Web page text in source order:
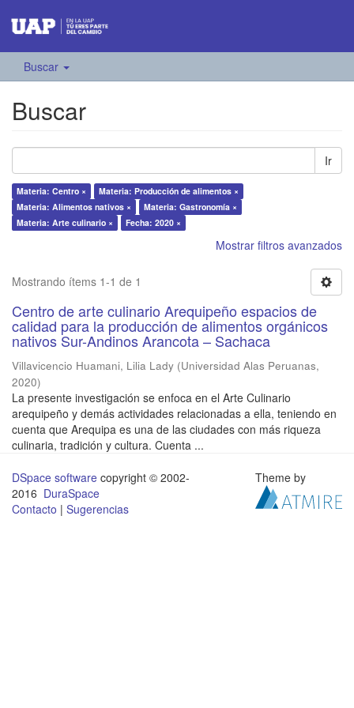
Buscar
Buscar
Ir
Materia: Centro ×
Materia: Producción de alimentos ×
Materia: Alimentos nativos ×
Materia: Gastronomía ×
Materia: Arte culinario ×
Fecha: 2020 ×
Mostrar filtros avanzados
Mostrando ítems 1-1 de 1
Centro de arte culinario Arequipeño espacios de
calidad para la producción de alimentos orgánicos
nativos Sur-Andinos Arancota – Sachaca
Villavicencio Huamani, Lilia Lady (Universidad Alas Peruanas,
2020)
La presente investigación se enfoca en el Arte Culinario
arequipeño y demás actividades relacionadas a ella, teniendo en
cuenta que Arequipa es una de las ciudades con más riqueza
culinaria, tradición y cultura. Cuenta ...
DSpace software copyright © 2002-
2016 DuraSpace
Contacto | Sugerencias
Theme by